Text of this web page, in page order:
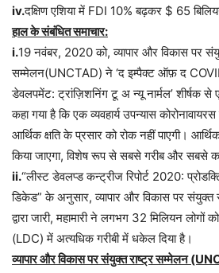
iv.दक्षिण एशिया में FDI 10% बढ़कर $ 65
हाल के संबंधित समाचार:
i.19 नवंबर, 2020 को, व्यापार और विकास पर
सम्मेलन(UNCTAD) ने ‘द इम्पैक्ट ऑफ़ द
डेवलपमेंट: ट्रांज़िशनिंग टू अ न्यू नार्मल’ शीर्षक से
कहा गया है कि एक व्यवहार्य उपन्यास
आर्थिक क्षति के प्रसार को रोक नहीं पाएगी।
किया जाएगा, विशेष रूप से सबसे गरीब और सबसे
ii.“लीस्ट डेवलप्ड कन्ट्रीज रिपोर्ट 2020:
डिकेड” के अनुसार, व्यापार और विकास पर
द्वारा जारी, महामारी ने लगभग 32 मिलियन
(LDC) में अत्यधिक गरीबी में धकेल दिया है।
व्यापार और विकास पर संयुक्त राष्ट्र सम्मेलन